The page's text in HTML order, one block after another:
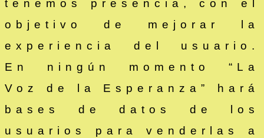
tenemos presencia, con el
objetivo de mejorar la
experiencia del usuario.
En ningún momento “La
Voz de la Esperanza” hará
bases de datos de los
usuarios para venderlas a